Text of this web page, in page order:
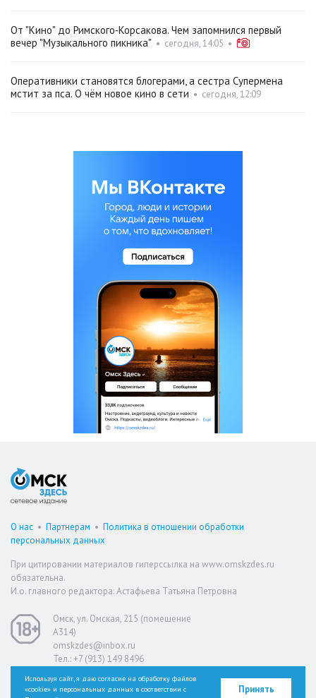
От "Кино" до Римского‑Корсакова. Чем запомнился первый
вечер "Музыкального пикника" • сегодня, 14:05 •
Оперативники становятся блогерами, а сестра Супермена
мстит за пса. О чём новое кино в сети • сегодня, 12:09
О нас • Партнерам • Политика в отношении обработки
персональных данных
При цитировании материалов гиперссылка на www.omskzdes.ru
обязательна.
И.о. главного редактора: Астафьева Татьяна Петровна
Омск, ул. Омская, 215 (помещение
А314)
omskzdes@inbox.ru
Тел.: +7 (913) 149 8496
Версия для слабовидящих
Используя сайт, я даю согласие на обработку файлов
«cookie» и персональных данных в соответствии с
Принять